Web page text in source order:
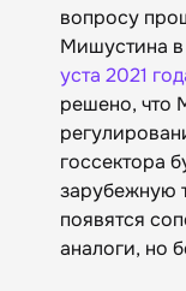
вопросу
Мишустина в
уста 2021
решено, что
госсектора
зарубежную
появятся
аналоги, но